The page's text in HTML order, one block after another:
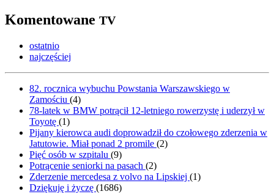
Komentowane TV
ostatnio
najczęściej
82. rocznica wybuchu Powstania Warszawskiego w
Zamościu (4)
78-latek w BMW potrącił 12-letniego rowerzystę i uderzył w
Toyotę (1)
Pijany kierowca audi doprowadził do czołowego zderzenia w
Jatutowie. Miał ponad 2 promile (2)
Pięć osób w szpitalu (9)
Potrącenie seniorki na pasach (2)
Zderzenie mercedesa z volvo na Lipskiej (1)
Dziękuję i życzę (1686)